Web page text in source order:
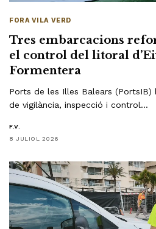
FORA VILA VERD
Tres embarcacions
el control del litoral
Formentera
Ports de les Illes Balears
de vigilància, inspecció i control…
F.V.
8 JULIOL 2026